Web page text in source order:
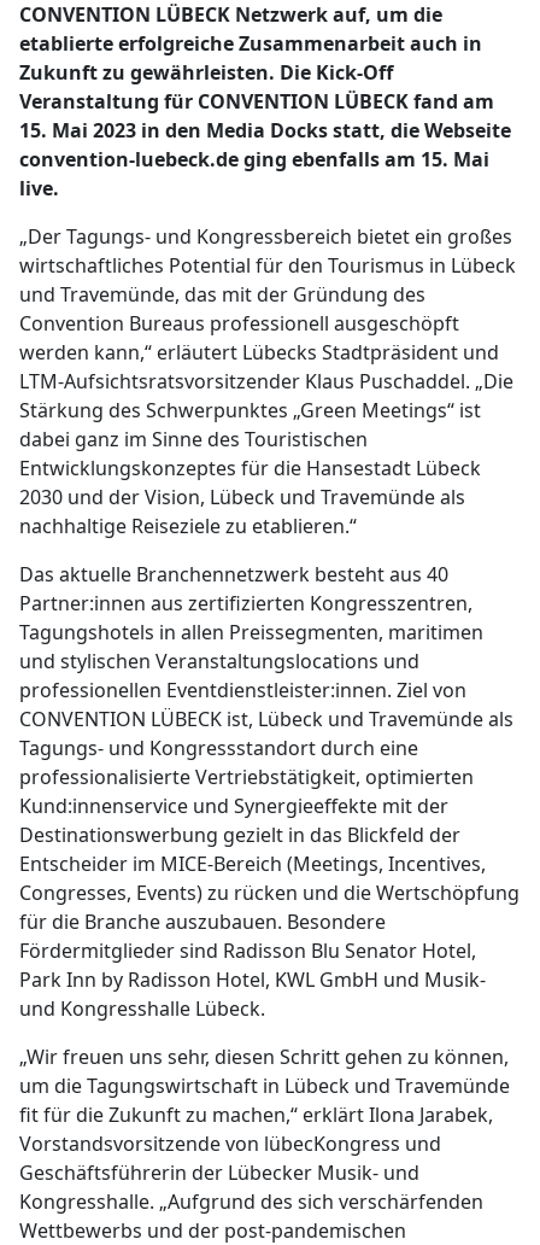
CONVENTION LÜBECK Netzwerk auf, um die
etablierte erfolgreiche Zusammenarbeit auch in
Zukunft zu gewährleisten. Die Kick-Off
Veranstaltung für CONVENTION LÜBECK fand am
15. Mai 2023 in den Media Docks statt, die Webseite
convention-luebeck.de ging ebenfalls am 15. Mai
live.
„Der Tagungs- und Kongressbereich bietet ein großes
wirtschaftliches Potential für den Tourismus in Lübeck
und Travemünde, das mit der Gründung des
Convention Bureaus professionell ausgeschöpft
werden kann,“ erläutert Lübecks Stadtpräsident und
LTM-Aufsichtsratsvorsitzender Klaus Puschaddel. „Die
Stärkung des Schwerpunktes „Green Meetings“ ist
dabei ganz im Sinne des Touristischen
Entwicklungskonzeptes für die Hansestadt Lübeck
2030 und der Vision, Lübeck und Travemünde als
nachhaltige Reiseziele zu etablieren.“
Das aktuelle Branchennetzwerk besteht aus 40
Partner:innen aus zertifizierten Kongresszentren,
Tagungshotels in allen Preissegmenten, maritimen
und stylischen Veranstaltungslocations und
professionellen Eventdienstleister:innen. Ziel von
CONVENTION LÜBECK ist, Lübeck und Travemünde als
Tagungs- und Kongressstandort durch eine
professionalisierte Vertriebstätigkeit, optimierten
Kund:innenservice und Synergieeffekte mit der
Destinationswerbung gezielt in das Blickfeld der
Entscheider im MICE-Bereich (Meetings, Incentives,
Congresses, Events) zu rücken und die Wertschöpfung
für die Branche auszubauen. Besondere
Fördermitglieder sind Radisson Blu Senator Hotel,
Park Inn by Radisson Hotel, KWL GmbH und Musik-
und Kongresshalle Lübeck.
„Wir freuen uns sehr, diesen Schritt gehen zu können,
um die Tagungswirtschaft in Lübeck und Travemünde
fit für die Zukunft zu machen,“ erklärt Ilona Jarabek,
Vorstandsvorsitzende von lübecKongress und
Geschäftsführerin der Lübecker Musik- und
Kongresshalle. „Aufgrund des sich verschärfenden
Wettbewerbs und der post-pandemischen